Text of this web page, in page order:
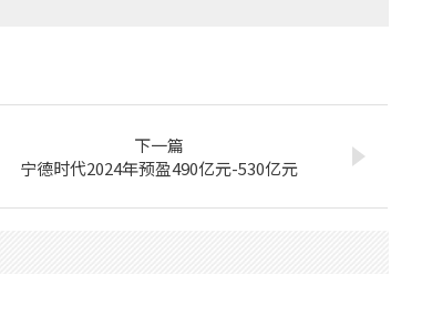
下一篇
宁德时代2024年预盈490亿元-530亿元